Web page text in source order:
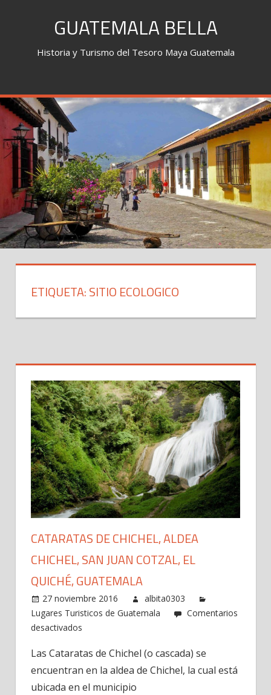
GUATEMALA BELLA
Historia y Turismo del Tesoro Maya Guatemala
ETIQUETA: SITIO ECOLOGICO
CATARATAS DE CHICHEL, ALDEA
CHICHEL, SAN JUAN COTZAL, EL
QUICHÉ, GUATEMALA
27 noviembre 2016
albita0303
Lugares Turisticos de Guatemala
Comentarios
desactivados
de
Chichel,
Aldea
Las Cataratas de Chichel (o cascada) se
encuentran en la aldea de Chichel, la cual está
ubicada en el municipio